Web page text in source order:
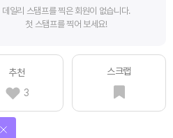
데일리 스탬프를 찍은 회원이 없습니다.
첫 스탬프를 찍어 보세요!
추천
3
스크랩